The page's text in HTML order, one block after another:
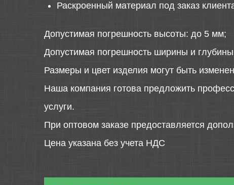
Раскроенный материал под заказ
Допустимая погрешность высоты: до 5 мм;
Допустимая погрешность ширины и
Размеры и цвет изделия могут быть
Наша компания готова предложить
услуги.
При оптовом заказе предоставляется
Цена указана без учета НДС